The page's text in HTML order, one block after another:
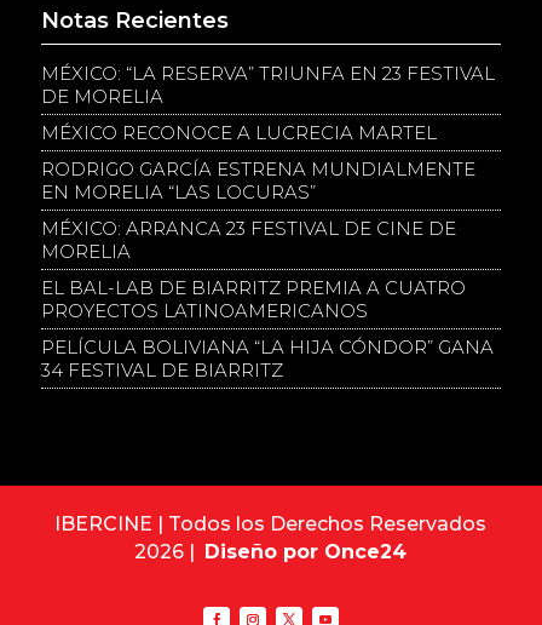
Notas Recientes
MÉXICO: “LA RESERVA” TRIUNFA EN 23 FESTIVAL
DE MORELIA
MÉXICO RECONOCE A LUCRECIA MARTEL
RODRIGO GARCÍA ESTRENA MUNDIALMENTE
EN MORELIA “LAS LOCURAS”
MÉXICO: ARRANCA 23 FESTIVAL DE CINE DE
MORELIA
EL BAL-LAB DE BIARRITZ PREMIA A CUATRO
PROYECTOS LATINOAMERICANOS
PELÍCULA BOLIVIANA “LA HIJA CÓNDOR” GANA
34 FESTIVAL DE BIARRITZ
IBERCINE | Todos los Derechos Reservados
2026 |
Diseño por Once24